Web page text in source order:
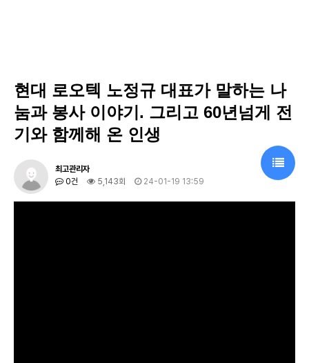
현대 로오텍 노정규 대표가 말하는 나
눔과 봉사 이야기. 그리고 60년넘게 전
기와 함께해 온 인생
최고관리자
0건
5,143회 24-01-19 13:59